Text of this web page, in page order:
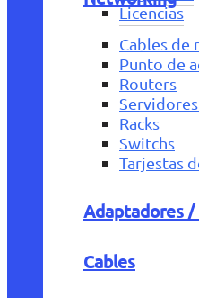
Licencias
Cables de
Punto de
Routers
Racks
Switchs
Tarjestas
Adaptadores /
Cables